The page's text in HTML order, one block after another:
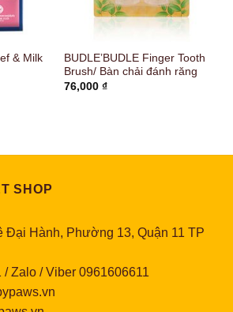
& Milk
BUDLE’BUDLE Finger Tooth
Brush/ Bàn chải đánh răng
76,000 ₫
SHOP
Đại Hành, Phường 13, Quận 11 TP
/ Zalo / Viber 0961606611